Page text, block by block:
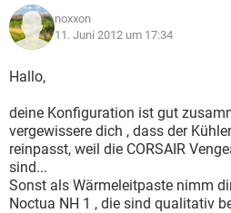
noxxon
11. Juni 2012 um 17:34
Hallo,
deine Konfiguration ist gut
vergewissere dich , dass der
reinpasst, weil die CORSAIR
sind...
Sonst als Wärmeleitpaste nimm
Noctua NH 1 , die sind qualitativ